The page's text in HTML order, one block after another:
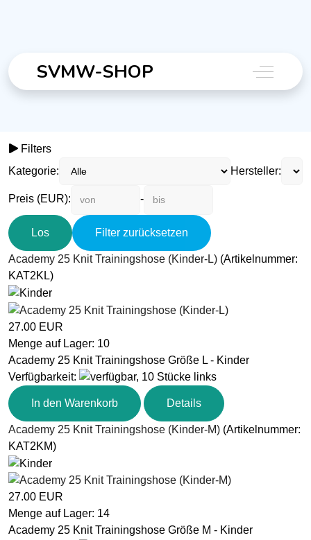
SVMW-SHOP Off-
Filters
Kategorie:
Hersteller:
Preis (EUR): -
Filter zurücksetzen
Academy 25 Knit Trainingshose (Kinder-L) (Artikelnummer:
KAT2KL)
27.00 EUR
Menge auf Lager: 10
Academy 25 Knit Trainingshose Größe L - Kinder
Verfügbarkeit:
In den Warenkorb Details
Academy 25 Knit Trainingshose (Kinder-M) (Artikelnummer:
KAT2KM)
27.00 EUR
Menge auf Lager: 14
Academy 25 Knit Trainingshose Größe M - Kinder